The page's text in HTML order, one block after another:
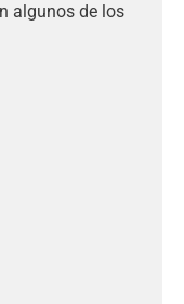
algunos de los